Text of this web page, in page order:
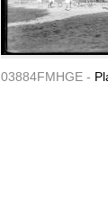
03884FMHGE -